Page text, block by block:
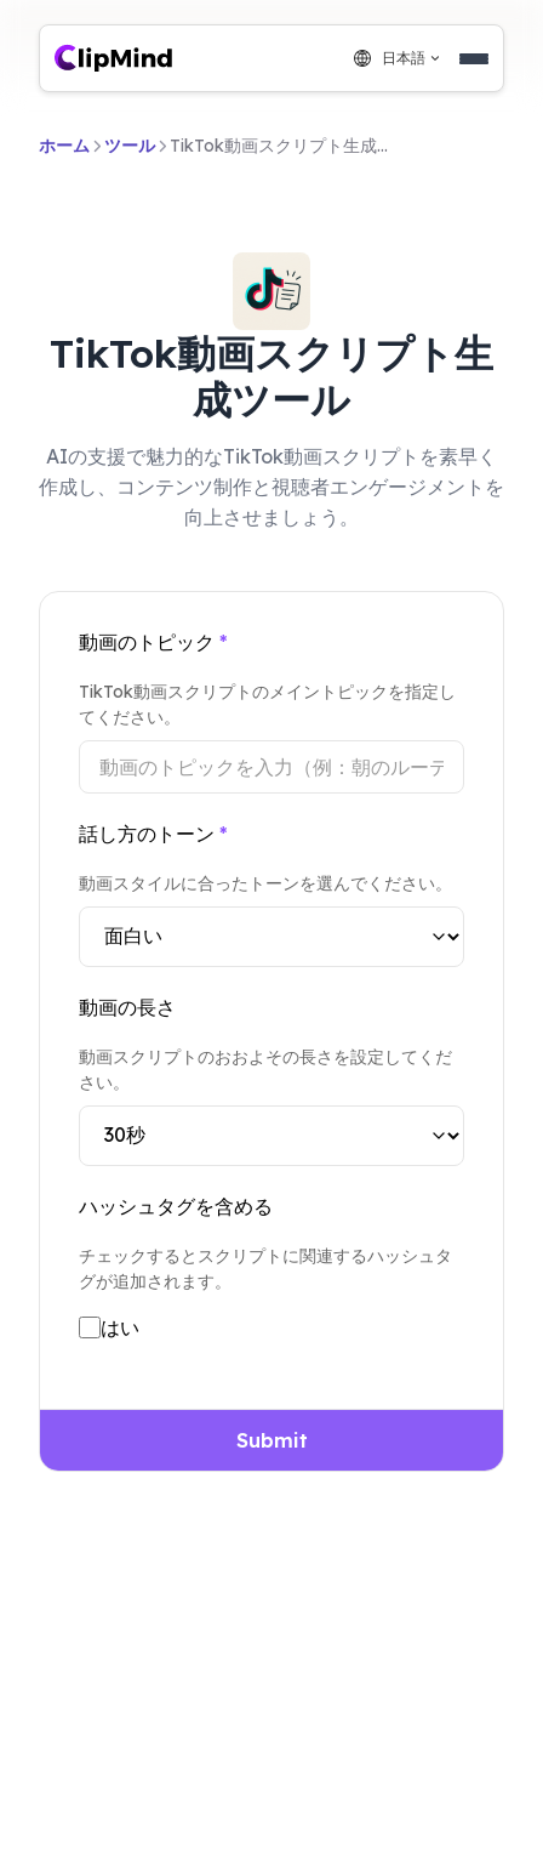
日本語
ホーム ツール TikTok動画スクリプト生成ツール
TikTok動画スクリプト生
成ツール
AIの支援で魅力的なTikTok動画スクリプトを素早く
作成し、コンテンツ制作と視聴者エンゲージメントを
向上させましょう。
動画のトピック *
TikTok動画スクリプトのメイントピックを指定し
てください。
話し方のトーン *
動画スタイルに合ったトーンを選んでください。
動画の長さ
動画スクリプトのおおよその長さを設定してくだ
さい。
ハッシュタグを含める
チェックするとスクリプトに関連するハッシュタ
グが追加されます。
はい
Submit